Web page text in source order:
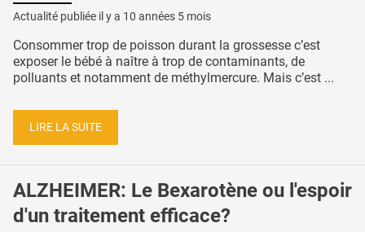
Actualité publiée il y a 10 années 5 mois
Consommer trop de poisson durant la grossesse c’est
exposer le bébé à naître à trop de contaminants, de
polluants et notamment de méthylmercure. Mais c’est ...
LIRE LA SUITE
ALZHEIMER: Le Bexarotène ou l'espoir
d'un traitement efficace?